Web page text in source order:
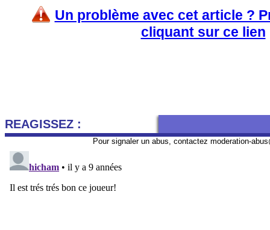
Un problème avec cet article ?
cliquant sur ce lien
REAGISSEZ :
Pour signaler un abus, contactez moderation-